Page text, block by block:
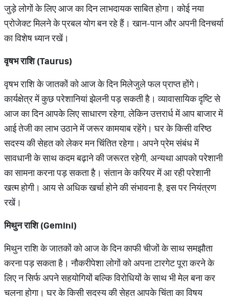
जुड़े लोगों के लिए आज का दिन लाभदायक साबित होगा। कोई नया
प्रोजेक्ट मिलने के प्रबल योग बन रहे हैं। खान-पान और अपनी दिनचर्या
का विशेष ध्यान रखें।
वृषभ राशि (Taurus)
वृषभ राशि के जातकों को आज के दिन मिलेजुले फल प्राप्त होंगे।
कार्यक्षेत्र में कुछ परेशानियां झेलनी पड़ सकती है। व्यावासायिक दृष्टि से
आज का दिन आपके लिए साधारण रहेगा, लेकिन उत्तरार्ध में आप बाजार में
आई तेजी का लाभ उठाने में जरूर कामयाब रहेंगे। घर के किसी वरिष्ठ
सदस्य की सेहत को लेकर मन चिंंतित रहेगा। अपने प्रेम संबंध में
सावधानी के साथ कदम बढ़ाने की जरूरत रहेगी, अन्यथा आपको परेशानी
का सामना करना पड़ सकता है। संतान के करियर में आ रही परेशानी
खत्म होगी। आय से अधिक खर्चा होने की संभावना है, इस पर नियंत्रण
रखें।
मिथुन राशि (Gemini)
मिथुन राशि के जातकों को आज के दिन काफी चीजों के साथ समझौता
करना पड़ सकता है। नौकरीपेशा लोगों को अपना टारगेट पूरा करने के
लिए न सिर्फ अपने सहयोगियों बल्कि विरोधियों के साथ भी मेल बना कर
चलना होगा। घर के किसी सदस्य की सेहत आपके चिंता का विषय